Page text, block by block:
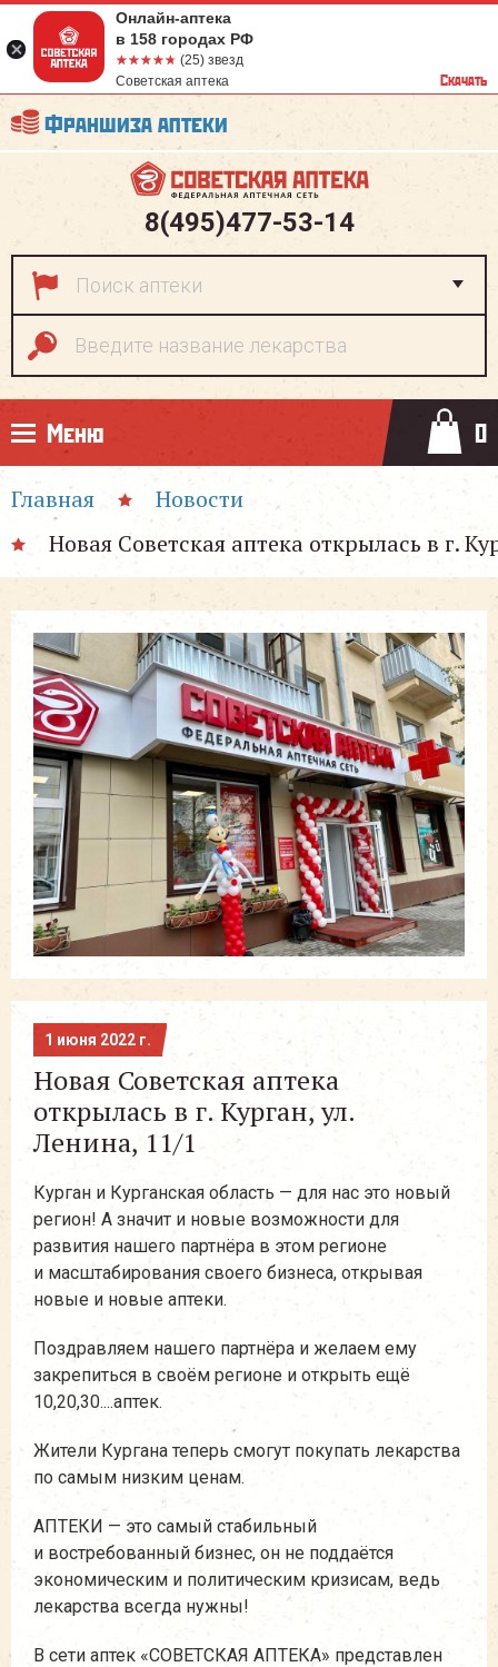
Франшиза аптеки
8(495)477-53-14
Меню 0
Главная
Новости
Новая Советская аптека открылась в г.
1 июня 2022 г.
Новая Советская аптека
открылась в г. Курган, ул.
Ленина, 11/1
Курган и Курганская область — для нас это новый
регион! А значит и новые возможности для
развития нашего партнёра в этом регионе
и масштабирования своего бизнеса, открывая
новые и новые аптеки.
Поздравляем нашего партнёра и желаем ему
закрепиться в своём регионе и открыть ещё
10,20,30....аптек.
Жители Кургана теперь смогут покупать лекарства
по самым низким ценам.
АПТЕКИ — это самый стабильный
и востребованный бизнес, он не поддаётся
экономическим и политическим кризисам, ведь
лекарства всегда нужны!
В сети аптек «СОВЕТСКАЯ АПТЕКА» представлен
Онлайн-аптека
в 158 городах РФ
☆☆☆☆☆
★★★★★ (25) звезд
Советская аптека
Скачать